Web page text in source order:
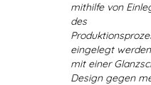
mithilfe von
des
eingelegt
mit einer
Design gegen